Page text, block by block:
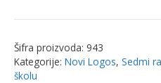
7
Novi
Šifra proizvoda: 943
Kategorije: Novi Logos, Sedmi
školu